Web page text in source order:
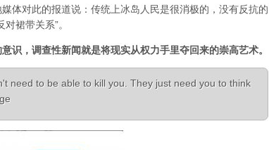
体对此的报道说：传统上冰岛人民是很消极的，没有反抗的
裙带关系”。
识，调查性新闻就是将现实从权力手里夺回来的崇高艺术。
need to be able to kill you. They just need you to think